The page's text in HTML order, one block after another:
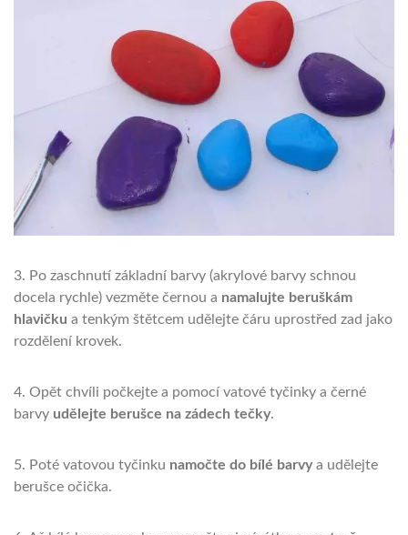
3. Po zaschnutí základní barvy (akrylové barvy schnou
docela rychle) vezměte černou a namalujte beruškám
hlavičku a tenkým štětcem udělejte čáru uprostřed zad jako
rozdělení krovek.
4. Opět chvíli počkejte a pomocí vatové tyčinky a černé
barvy udělejte berušce na zádech tečky.
5. Poté vatovou tyčinku namočte do bílé barvya udělejte
berušce očička.